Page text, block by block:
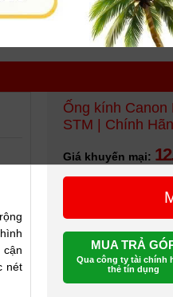
HỆ CỬA HÀNG
cận
nét
Ống kính Canon
STM | Chính
Giá khuyến mại:
MUA TRẢ
Qua công ty tài chính
thẻ tín dụng